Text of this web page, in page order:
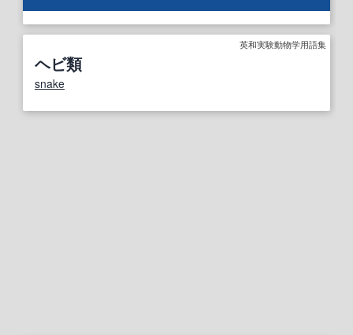
英和実験動物学用語集
ヘビ類
snake